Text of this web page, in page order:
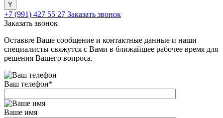
+7 (991) 427 55 27 Заказать звонок
Заказать звонок
Оставьте Ваше сообщение и контактные данные и наши
специалисты свяжутся с Вами в ближайшее рабочее время для
решения Вашего вопроса.
Ваш телефон*
Ваше имя